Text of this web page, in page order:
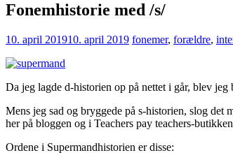
Fonemhistorie med /s/
10. april 201910. april 2019 fonemer, forældre,
Da jeg lagde d-historien op på nettet i går, blev
Mens jeg sad og bryggede på s-historien, slog
her på bloggen og i Teachers pay teachers-
Ordene i Supermandhistorien er disse: